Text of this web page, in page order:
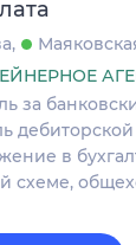
за
в
схеме,